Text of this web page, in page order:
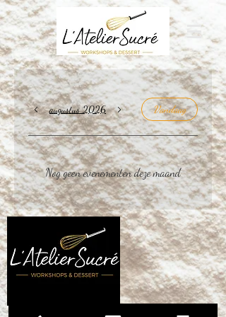
augustus 2026 Vandaag
Nog geen evenementen deze maand